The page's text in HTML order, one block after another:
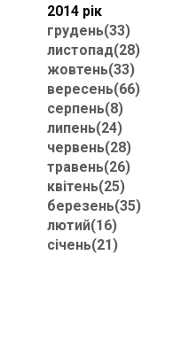
2014 рік
грудень(33)
листопад(28)
жовтень(33)
вересень(66)
серпень(8)
липень(24)
червень(28)
травень(26)
квітень(25)
березень(35)
лютий(16)
січень(21)